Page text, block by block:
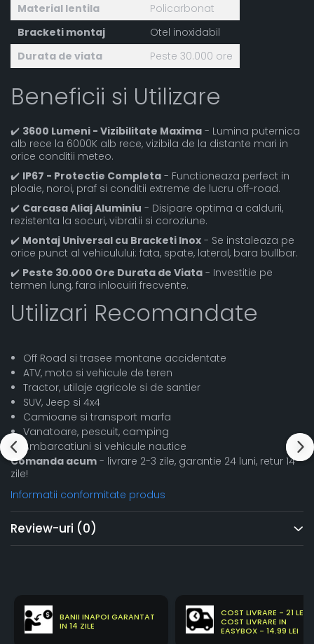
Material lentila
Policarbonat
Bracketi montaj
Otel inoxidabil
Durata de viata
Peste 30.000 ore
Beneficii si Utilizare
✔️ 3600 Lumeni - Vizibilitate Maxima - Lumina puternica
alb rece la 6000K alb rece, vizibila de la distante mari in
orice conditii meteo.
✔️ IP67 - Protectie Completa - Functioneaza perfect in
ploaie, noroi, praf si conditii extreme de lucru off-road.
✔️ Carcasa Aliaj Aluminiu - Disipare optima a caldurii,
rezistenta la socuri, vibratii si coroziune.
✔️ Montaj Universal cu Bracketi Inox - Se instaleaza pe
orice punct al vehiculului: fata, spate, lateral, bara bullbar.
✔️ Peste 30.000 Ore Durata de Viata - Investitie pe
termen lung, fara inlocuiri frecvente.
Utilizari Recomandate
Off Road si trasee montane accidentate
ATV, moto si vehicule de teren
Tractor, utilaje agricole si de santier
SUV, Jeep si 4x4
Camioane si transport marfa
Vanatoare, pescuit, camping
Ambarcatiuni si vehicule nautice
Comanda acum - livrare 2-3 zile, garantie 24 luni, retur 14
zile!
Informatii conformitate produs
Review-uri (0)
BANII INAPOI GARANTAT
IN 14 ZILE
COST LIVRARE - 21 LEI
COST LIVRARE IN
EASYBOX - 14.99 LEI